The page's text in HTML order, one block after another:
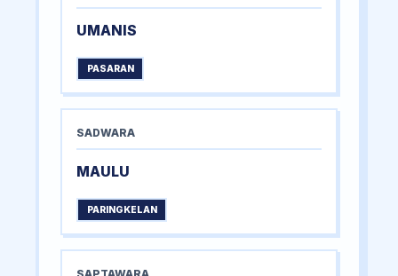
UMANIS
PASARAN
SADWARA
MAULU
PARINGKELAN